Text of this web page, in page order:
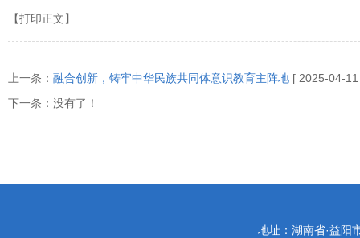
【打印正文】
上一条： 融合创新，铸牢中华民族共同体意识教育主阵地 [ 2025-04-
下一条：没有了！
地址：湖南省·益阳